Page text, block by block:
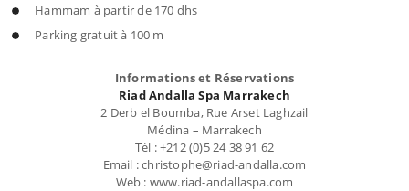
Hammam à partir de 170 dhs
Parking gratuit à 100 m
Informations et Réservations
Riad Andalla Spa Marrakech
2 Derb el Boumba, Rue Arset Laghzail
Médina – Marrakech
Tél : +212 (0)5 24 38 91 62
Email : christophe@riad-andalla.com
Web : www.riad-andallaspa.com